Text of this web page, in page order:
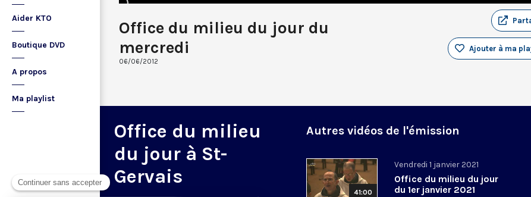
Aider KTO
Boutique DVD
A propos
Ma playlist
Office du milieu du jour du
mercredi
06/06/2012
Ajouter à ma
Office du milieu
du jour à St-
Gervais
Autres vidéos de l'émission
41:00
Vendredi 1 janvier 2021
Office du milieu du jour
du 1er janvier 2021